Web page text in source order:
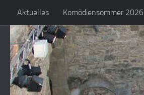
Zum Inhalt springen
Aktuelles Komödiensommer 2026